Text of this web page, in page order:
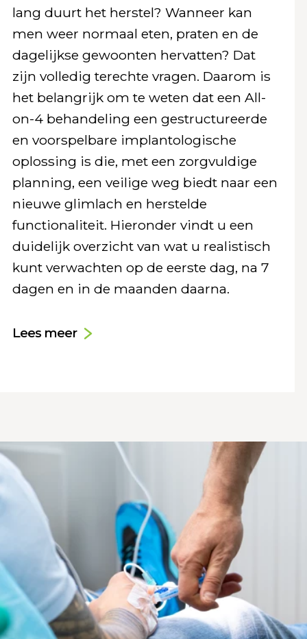
lang duurt het herstel? Wanneer kan
men weer normaal eten, praten en de
dagelijkse gewoonten hervatten? Dat
zijn volledig terechte vragen. Daarom is
het belangrijk om te weten dat een All-
on-4 behandeling een gestructureerde
en voorspelbare implantologische
oplossing is die, met een zorgvuldige
planning, een veilige weg biedt naar een
nieuwe glimlach en herstelde
functionaliteit. Hieronder vindt u een
duidelijk overzicht van wat u realistisch
kunt verwachten op de eerste dag, na 7
dagen en in de maanden daarna.
Lees meer